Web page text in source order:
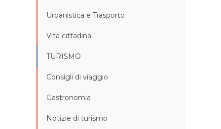
Urbanistica e Trasporto
Vita cittadina
TURISMO
Consigli di viaggio
Gastronomia
Notizie di turismo